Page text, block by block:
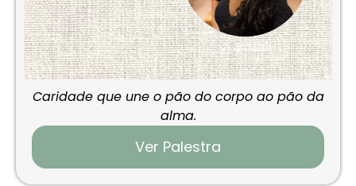
Caridade que une o pão do corpo ao pão da
alma.
Ver Palestra